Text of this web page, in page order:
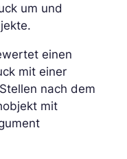
um und
einen
mit einer
nach dem
mit